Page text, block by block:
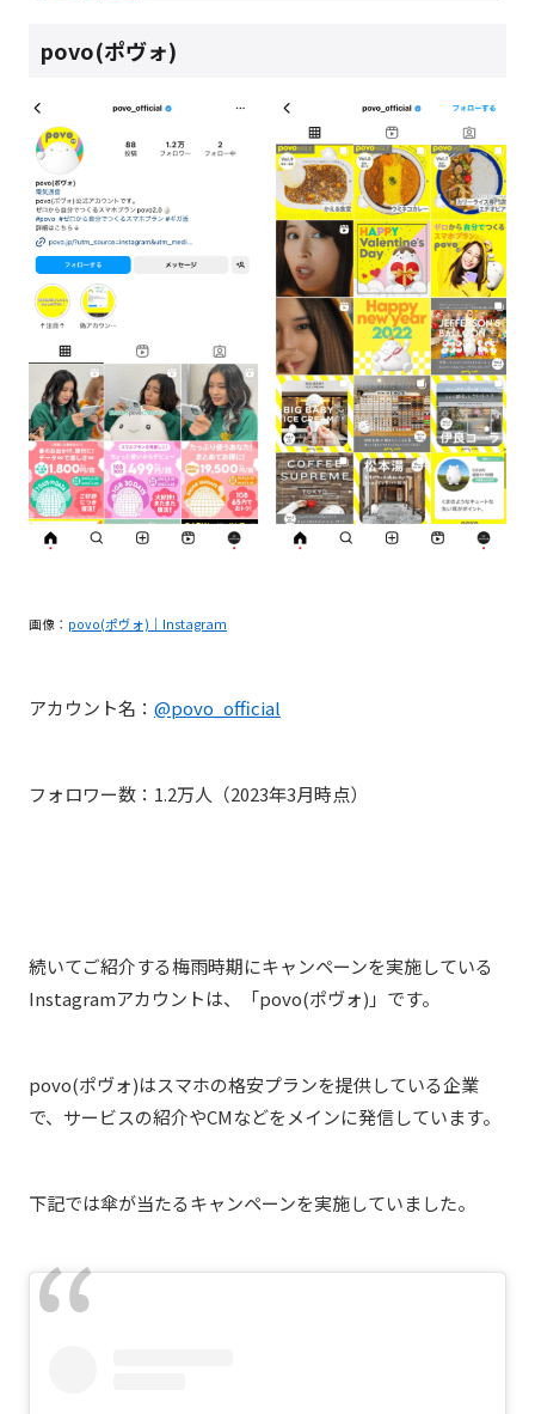
povo(ポヴォ)
画像： povo(ポヴォ)｜Instagram
アカウント名： @povo_official
フォロワー数：1.2万人（2023年3月時点）
続いてご紹介する梅雨時期にキャンペーンを実施している
Instagramアカウントは、「povo(ポヴォ)」です。
povo(ポヴォ)はスマホの格安プランを提供している企業
で、サービスの紹介やCMなどをメインに発信しています。
下記では傘が当たるキャンペーンを実施していました。